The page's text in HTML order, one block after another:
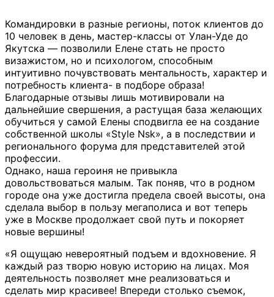
Командировки в разные регионы, поток клиентов до
10 человек в день, мастер-классы от Улан-Уде до
Якутска — позволили Елене стать не просто
визажистом, но и психологом, способным
интуитивно почувствовать ментальность, характер и
потребность клиента- в подборе образа!
Благодарные отзывы лишь мотивировали на
дальнейшие свершения, а растущая база желающих
обучиться у самой Елены сподвигла ее на создание
собственной школы «Style Nsk», а в последствии и
регионального форума для представителей этой
профессии.
Однако, наша героиня не привыкла
довольствоваться малым. Так поняв, что в родном
городе она уже достигла предела своей высоты, она
сделала выбор в пользу мегаполиса и вот теперь
уже в Москве продолжает свой путь и покоряет
новые вершины!
«Я ощущаю невероятный подъем и вдохновение. Я
каждый раз творю новую историю на лицах. Моя
деятельность позволяет мне реализоваться и
сделать мир красивее! Впереди столько съемок,